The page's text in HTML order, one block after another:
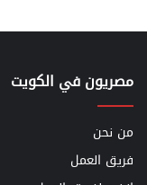
مصريون في الكويت
من نحن
فريق العمل